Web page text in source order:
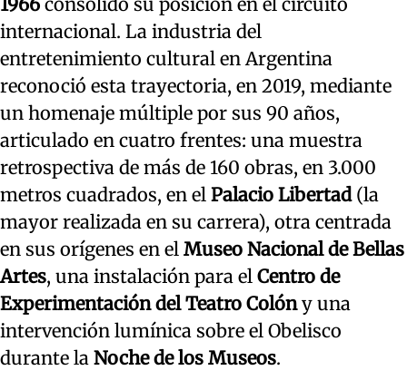
internacional. La industria del
entretenimiento cultural en Argentina
reconoció esta trayectoria, en 2019, mediante
un homenaje múltiple por sus 90 años,
articulado en cuatro frentes: una muestra
retrospectiva de más de 160 obras, en 3.000
metros cuadrados, en el Palacio Libertad(la
mayor realizada en su carrera), otra centrada
en sus orígenes en el Museo Nacional de Bellas
Artes, una instalación para el Centro de
Experimentación del Teatro Colóny una
intervención lumínica sobre el Obelisco
durante la Noche de los Museos.